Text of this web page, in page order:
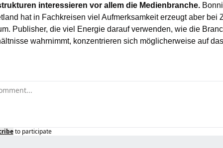
interessieren vor allem die Medienbranche.
hat in Fachkreisen viel Aufmerksamkeit erzeugt aber bei
Publisher, die viel Energie darauf verwenden, wie die
wahrnimmt, konzentrieren sich möglicherweise auf
to participate